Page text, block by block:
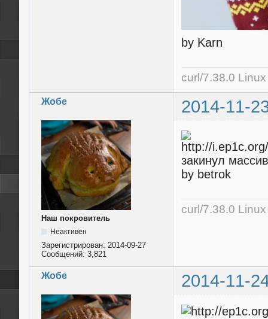
by Karn
curl/7.38.0
Жобе 2014-11-
Наш покровитель
Неактивен
Зарегистрирован: 2014-09-27
Сообщений: 3,821
закинул
by betrok
curl/7.38.0
Жобе 2014-11-